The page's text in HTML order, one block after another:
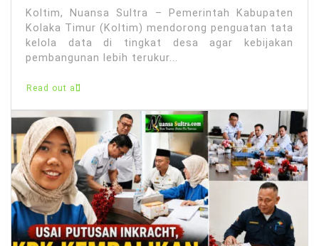
Koltim, Nuansa Sultra – Pemerintah Kabupaten
Kolaka Timur (Koltim) mendorong penguatan tata
kelola data di tingkat desa agar kebijakan
pembangunan lebih terukur...
Read out all